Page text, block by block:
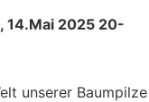
14.Mai 2025 20-
unserer Baumpilze